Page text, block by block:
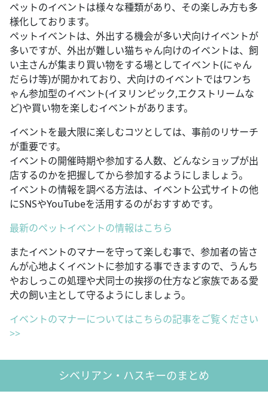
ペットのイベントは様々な種類があり、その楽しみ方も多
様化しております。
ペットイベントは、外出する機会が多い犬向けイベントが
多いですが、外出が難しい猫ちゃん向けのイベントは、飼
い主さんが集まり買い物をする場としてイベント(にゃん
だらけ等)が開かれており、犬向けのイベントではワンち
ゃん参加型のイベント(イヌリンピック,エクストリームな
ど)や買い物を楽しむイベントがあります。
イベントを最大限に楽しむコツとしては、事前のリサーチ
が重要です。
イベントの開催時期や参加する人数、どんなショップが出
店するのかを把握してから参加するようにしましょう。
イベントの情報を調べる方法は、イベント公式サイトの他
にSNSやYouTubeを活用するのがおすすめです。
最新のペットイベントの情報はこちら
またイベントのマナーを守って楽しむ事で、参加者の皆さ
んが心地よくイベントに参加する事できますので、うんち
やおしっこの処理や犬同士の挨拶の仕方など家族である愛
犬の飼い主として守るようにしましょう。
イベントのマナーについてはこちらの記事をご覧ください
>>
シベリアン・ハスキーのまとめ